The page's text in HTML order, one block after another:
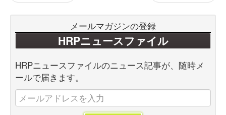
メールマガジンの登録
HRPニュースファイル
HRPニュースファイルのニュース記事が、随時メ
ールで届きます。